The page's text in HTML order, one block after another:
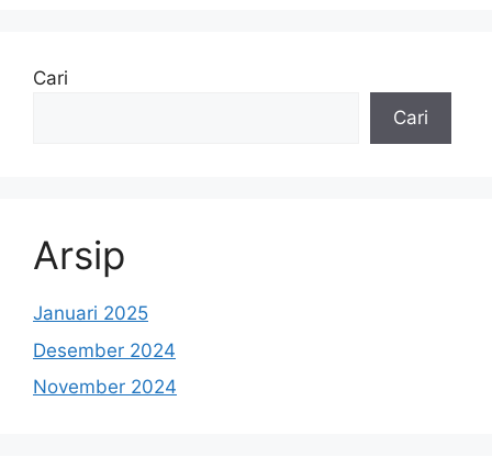
Cari
Cari
Arsip
Januari 2025
Desember 2024
November 2024